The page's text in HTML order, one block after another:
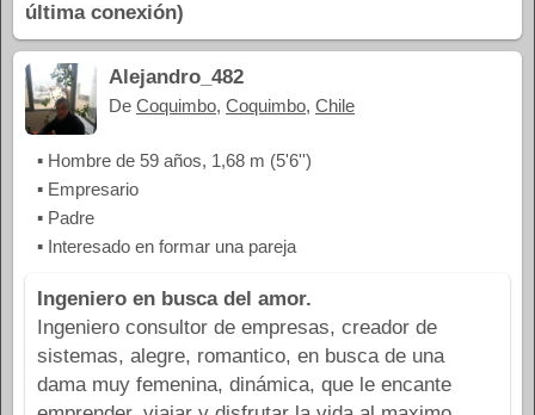
última conexión)
Alejandro_482
De Coquimbo, Coquimbo, Chile
▪ Hombre de 59 años, 1,68 m (5'6'')
▪ Empresario
▪ Padre
▪ Interesado en formar una pareja
Ingeniero en busca del amor.
Ingeniero consultor de empresas, creador de
sistemas, alegre, romantico, en busca de una
dama muy femenina, dinámica, que le encante